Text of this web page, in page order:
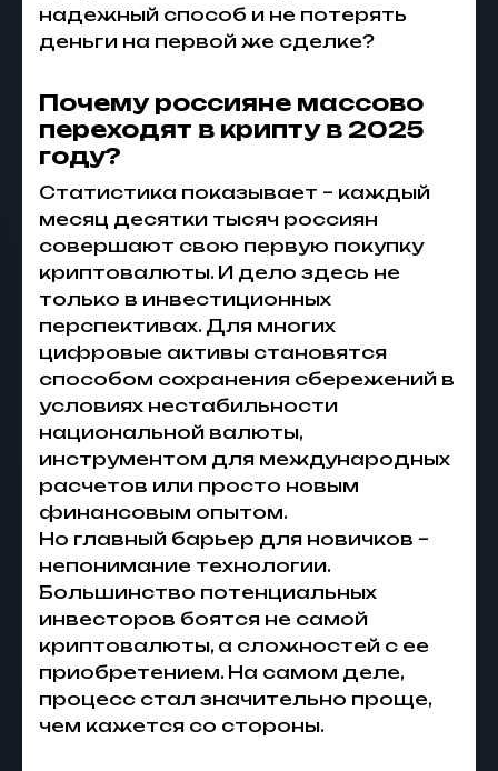
надежный способ и не потерять
деньги на первой же сделке?
Почему россияне массово
переходят в крипту в 2025
году?
Статистика показывает – каждый
месяц десятки тысяч россиян
совершают свою первую покупку
криптовалюты. И дело здесь не
только в инвестиционных
перспективах. Для многих
цифровые активы становятся
способом сохранения сбережений в
условиях нестабильности
национальной валюты,
инструментом для международных
расчетов или просто новым
финансовым опытом.
Но главный барьер для новичков –
непонимание технологии.
Большинство потенциальных
инвесторов боятся не самой
криптовалюты, а сложностей с ее
приобретением. На самом деле,
процесс стал значительно проще,
чем кажется со стороны.